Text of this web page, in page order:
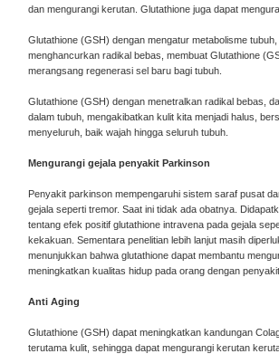
dan mengurangi kerutan. Glutathione juga dapat
Glutathione (GSH) dengan mengatur metabolisme
menghancurkan radikal bebas, membuat Glutathione
merangsang regenerasi sel baru bagi tubuh.
Glutathione (GSH) dengan menetralkan radikal bebas,
dalam tubuh, mengakibatkan kulit kita menjadi halus,
menyeluruh, baik wajah hingga seluruh tubuh.
Mengurangi gejala penyakit Parkinson
Penyakit parkinson mempengaruhi sistem saraf pusat
gejala seperti tremor. Saat ini tidak ada obatnya.
tentang efek positif glutathione intravena pada gejala
kekakuan. Sementara penelitian lebih lanjut masih
menunjukkan bahwa glutathione dapat membantu
meningkatkan kualitas hidup pada orang dengan penyakit
Anti Aging
Glutathione (GSH) dapat meningkatkan kandungan
terutama kulit, sehingga dapat mengurangi kerutan